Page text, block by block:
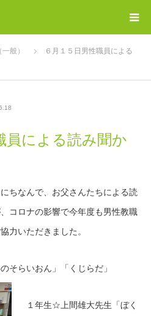
般）
６月１５日男性職員による
員による読み聞か
ちなんで、お父さんたちによる読
コロナの影響で今年度も男性教職
力いただきました。
そらいおん」「くじらだ」
１年生☆上間雄大先生「ぼく